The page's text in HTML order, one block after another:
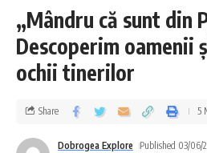
„Mândru că sunt din
Descoperim oamenii
ochii tinerilor
Dobrogea Explore Published 03/06/
Share 5